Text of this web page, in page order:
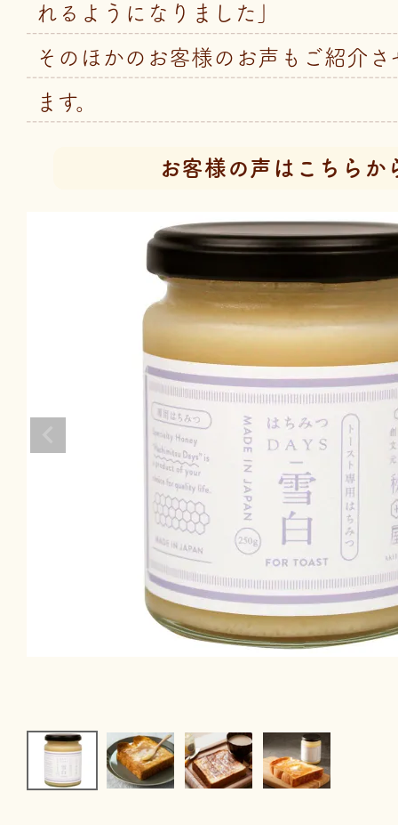
れるようになりました」
そのほかのお客様のお声もご紹介
ます。
お客様の声はこちらか